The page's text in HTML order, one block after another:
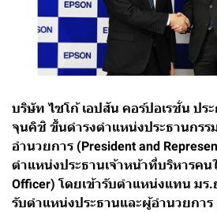
บริษัท ไซโก้ เอปสัน คอร์ปอเรชั่น ปร
จุนคิชิ ขึ้นดำรงตำแหน่งประธานกร
อำนวยการ (President and
ตำแหน่งประธานเจ้าหน้าที่บริหารคน
Officer) โดยเข้ารับตำแหน่งแทน มร.
รับตำแหน่งประธานและผู้อำนวยการ